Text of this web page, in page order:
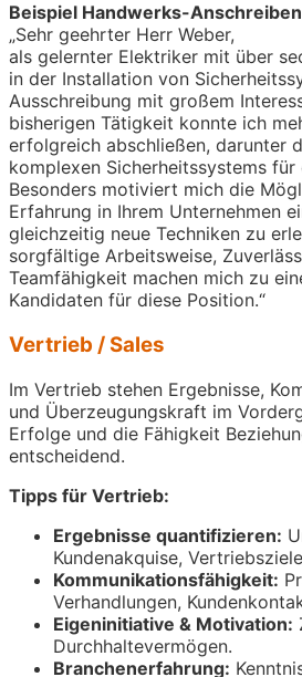
Beispiel Handwerks-
„Sehr geehrter Herr Weber,
als gelernter Elektriker mit über
in der Installation von
Ausschreibung mit großem
bisherigen Tätigkeit konnte ich
erfolgreich abschließen, darunter
komplexen Sicherheitssystems für
Besonders motiviert mich die
Erfahrung in Ihrem Unternehmen
gleichzeitig neue Techniken zu
sorgfältige Arbeitsweise,
Teamfähigkeit machen mich zu
Kandidaten für diese Position.“
Vertrieb / Sales
Im Vertrieb stehen Ergebnisse,
und Überzeugungskraft im
Erfolge und die Fähigkeit
entscheidend.
Tipps für Vertrieb:
Ergebnisse quantifizieren:
Kundenakquise,
Kommunikationsfähigkeit:
Verhandlungen,
Eigeninitiative & Motivation:
Durchhaltevermögen.
Branchenerfahrung: